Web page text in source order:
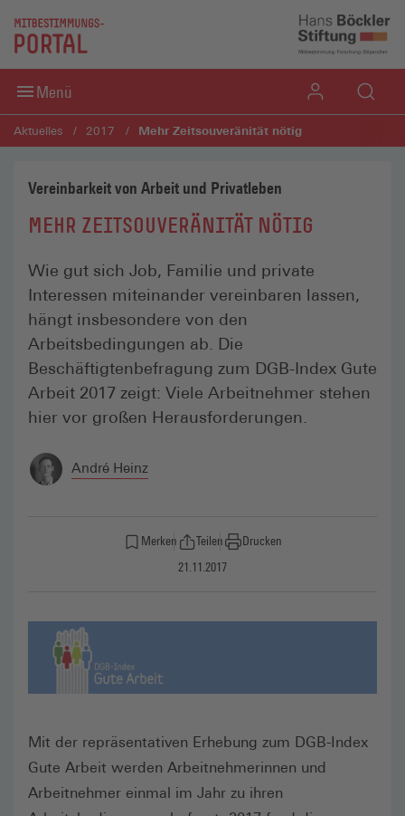
Direkt zum Inhaltsbereich
Direkt zum Fußbereich
Menü
Aktuelles 2017 Mehr Zeitsouveränität nötig
Vereinbarkeit von Arbeit und Privatleben
MEHR ZEITSOUVERÄNITÄT NÖTIG
Wie gut sich Job, Familie und private
Interessen miteinander vereinbaren lassen,
hängt insbesondere von den
Arbeitsbedingungen ab. Die
Beschäftigtenbefragung zum DGB-Index Gute
Arbeit 2017 zeigt: Viele Arbeitnehmer stehen
hier vor großen Herausforderungen.
André Heinz
Merken Teilen
Drucken
21.11.2017
Mit der repräsentativen Erhebung zum DGB-Index
Gute Arbeit werden Arbeitnehmerinnen und
Arbeitnehmer einmal im Jahr zu ihren